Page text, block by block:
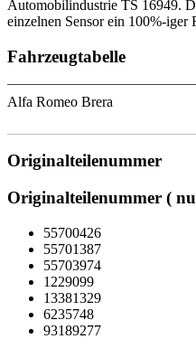
Automobilindustrie TS 16949.
einzelnen Sensor ein 100%-iger
Fahrzeugtabelle
Alfa Romeo Brera
Originalteilenummer
Originalteilenummer (
55700426
55701387
55703974
1229099
13381329
6235748
93189277